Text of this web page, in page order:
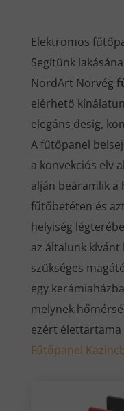
Elektromos
Segítünk
NordArt Norvég
elérhető
elegáns desig,
A fűtőpanel
a konvekciós elv
alján beáramlik a
fűtőbetéten és
helyiség
az általunk
szükséges
egy
melynek
ezért élettartama
Fűtőpanel